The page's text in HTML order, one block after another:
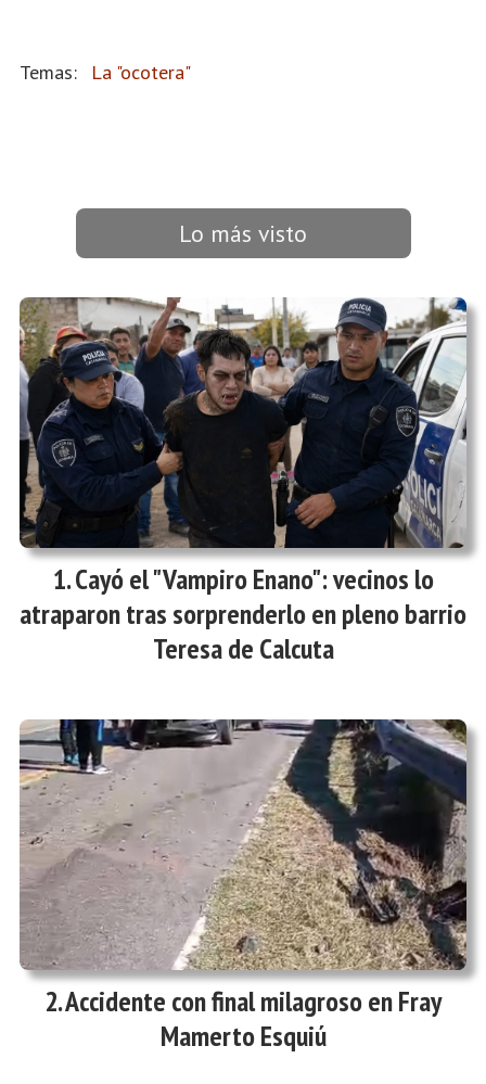
La "ocotera"
Lo más visto
Cayó el "Vampiro Enano": vecinos lo
atraparon tras sorprenderlo en pleno barrio
Teresa de Calcuta
Accidente con final milagroso en Fray
Mamerto Esquiú